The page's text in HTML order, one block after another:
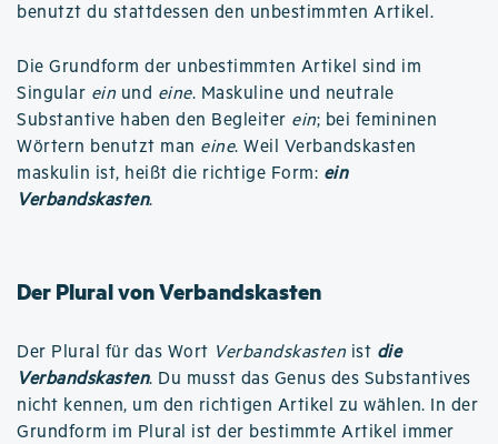
benutzt du stattdessen den unbestimmten Artikel.
Die Grundform der unbestimmten Artikel sind im
Singular ein und eine. Maskuline und neutrale
Substantive haben den Begleiter ein; bei femininen
Wörtern benutzt man eine. Weil Verbandskasten
maskulin ist, heißt die richtige Form: ein
Verbandskasten.
Der Plural von Verbandskasten
Der Plural für das Wort Verbandskasten ist die
Verbandskasten. Du musst das Genus des Substantives
nicht kennen, um den richtigen Artikel zu wählen. In der
Grundform im Plural ist der bestimmte Artikel immer